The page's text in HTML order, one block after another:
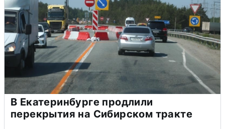
В Екатеринбурге продлили
перекрытия на Сибирском тракте